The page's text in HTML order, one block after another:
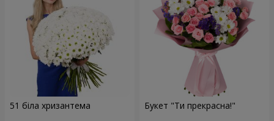
51 біла хризантема Букет "Ти прекрасна!"